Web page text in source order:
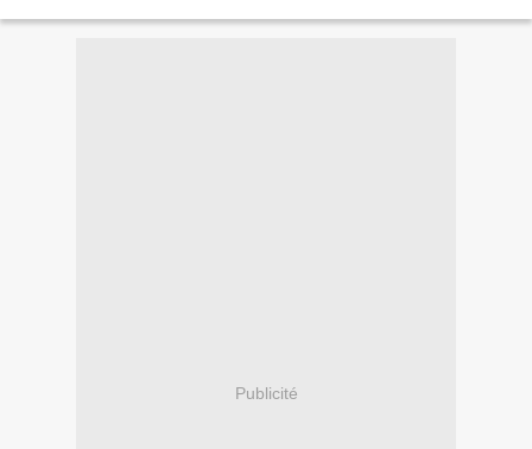
Publicité